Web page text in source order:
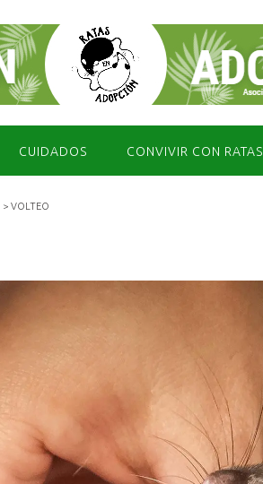
CUIDADOS CONVIVIR CON RATAS
> VOLTEO